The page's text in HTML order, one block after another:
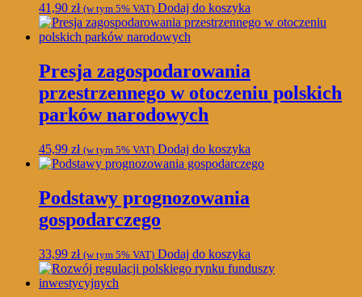
41,90 zł (w tym 5% VAT) Dodaj do koszyka
Presja zagospodarowania
przestrzennego w otoczeniu polskich
parków narodowych
45,99 zł (w tym 5% VAT) Dodaj do koszyka
Podstawy prognozowania
gospodarczego
33,99 zł (w tym 5% VAT) Dodaj do koszyka